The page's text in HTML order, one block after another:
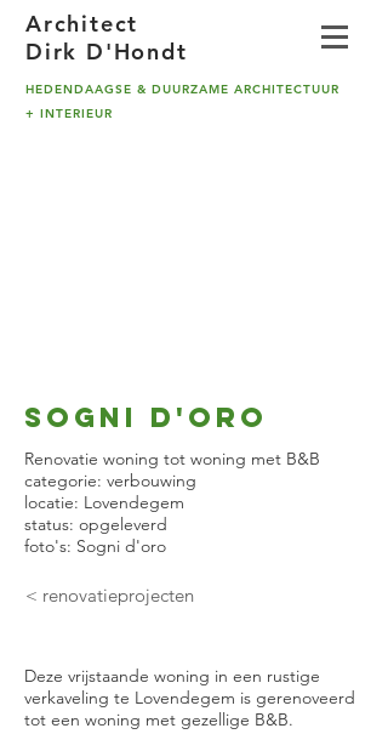
Architect
Dirk D'Hondt
HEDENDAAGSE & DUURZAME ARCHITECTUUR
+ INTERIEUR
SOGNI d'ORO
Renovatie woning tot woning met B&B
categorie: verbouwing
locatie: Lovendegem
status: opgeleverd
foto's: Sogni d'oro
< renovatieprojecten
Deze vrijstaande woning in een rustige
verkaveling te Lovendegem is gerenoveerd
tot een woning met gezellige B&B.